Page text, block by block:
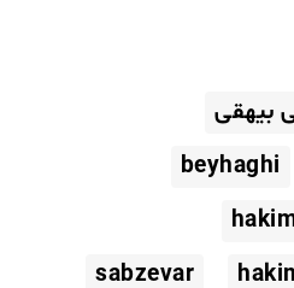
beyhaghi
sabzevar